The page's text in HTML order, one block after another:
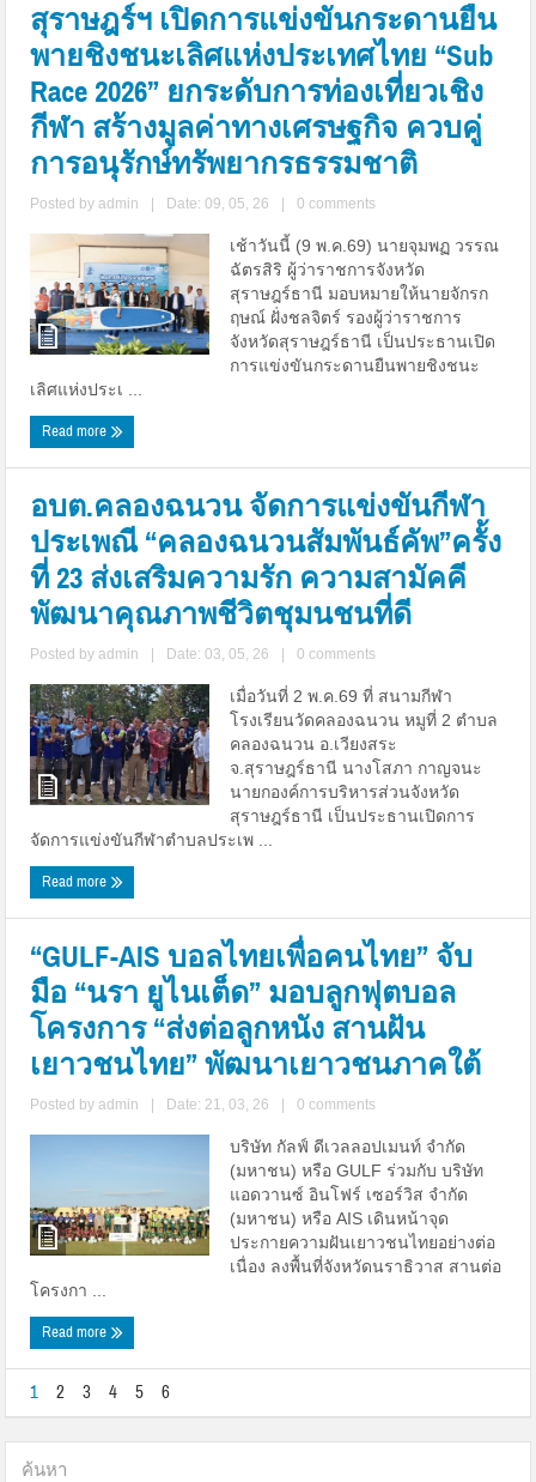
สุราษฎร์ฯ เปิดการแข่งขันกระดานยืน
พายชิงชนะเลิศแห่งประเทศไทย “Sub
Race 2026” ยกระดับการท่องเที่ยวเชิง
กีฬา สร้างมูลค่าทางเศรษฐกิจ ควบคู่
การอนุรักษ์ทรัพยากรธรรมชาติ
Posted byadmin Date: 09, 05, 26 0 comments
เช้าวันนี้ (9 พ.ค.69) นายจุมพฏ วรรณ
ฉัตรสิริ ผู้ว่าราชการจังหวัด
สุราษฎร์ธานี มอบหมายให้นายจักรก
ฤษณ์ ฝั่งชลจิตร์ รองผู้ว่าราชการ
จังหวัดสุราษฎร์ธานี เป็นประธานเปิด
การแข่งขันกระดานยืนพายชิงชนะ
เลิศแห่งประเ ...
Read more
อบต.คลองฉนวน จัดการแข่งขันกีฬา
ประเพณี “คลองฉนวนสัมพันธ์คัพ”ครั้ง
ที่ 23 ส่งเสริมความรัก ความสามัคคี
พัฒนาคุณภาพชีวิตชุมนชนที่ดี
Posted byadmin Date: 03, 05, 26 0 comments
เมื่อวันที่ 2 พ.ค.69 ที่ สนามกีฬา
โรงเรียนวัดคลองฉนวน หมูที่ 2 ตำบล
คลองฉนวน อ.เวียงสระ
จ.สุราษฎร์ธานี นางโสภา กาญจนะ
นายกองค์การบริหารส่วนจังหวัด
สุราษฎร์ธานี เป็นประธานเปิดการ
จัดการแข่งขันกีฬาตำบลประเพ ...
Read more
“GULF-AIS บอลไทยเพื่อคนไทย” จับ
มือ “นรา ยูไนเต็ด” มอบลูกฟุตบอล
โครงการ “ส่งต่อลูกหนัง สานฝัน
เยาวชนไทย” พัฒนาเยาวชนภาคใต้
Posted byadmin Date: 21, 03, 26 0 comments
บริษัท กัลฟ์ ดีเวลลอปเมนท์ จำกัด
(มหาชน) หรือ GULF ร่วมกับ บริษัท
แอดวานซ์ อินโฟร์ เซอร์วิส จำกัด
(มหาชน) หรือ AIS เดินหน้าจุด
ประกายความฝันเยาวชนไทยอย่างต่อ
เนื่อง ลงพื้นที่จังหวัดนราธิวาส สานต่อ
โครงกา ...
Read more
1 2 3 4 5 6
ค้นหา